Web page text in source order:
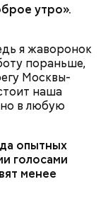
утро».
я жаворонок
пораньше,
Москвы-
наша
в любую
опытных
голосами
менее